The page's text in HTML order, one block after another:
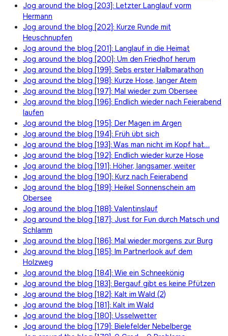
Jog around the blog [203]: Letzter Langlauf vorm
Hermann
Jog around the blog [202]: Kurze Runde mit
Heuschnupfen
Jog around the blog [201]: Langlauf in die Heimat
Jog around the blog [200]: Um den Friedhof herum
Jog around the blog [199]: Sebs erster Halbmarathon
Jog around the blog [198]: Kurze Hose, langer Atem
Jog around the blog [197]: Mal wieder zum Obersee
Jog around the blog [196]: Endlich wieder nach Feierabend
laufen
Jog around the blog [195]: Der Magen im Argen
Jog around the blog [194]: Früh übt sich
Jog around the blog [193]: Was man nicht im Kopf hat…
Jog around the blog [192]: Endlich wieder kurze Hose
Jog around the blog [191]: Höher, langsamer, weiter
Jog around the blog [190]: Kurz nach Feierabend
Jog around the blog [189]: Heikel Sonnenschein am
Obersee
Jog around the blog [188]: Valentinslauf
Jog around the blog [187]: Just for Fun durch Matsch und
Schlamm
Jog around the blog [186]: Mal wieder morgens zur Burg
Jog around the blog [185]: Im Partnerlook auf dem
Holzweg
Jog around the blog [184]: Wie ein Schneekönig
Jog around the blog [183]: Bergauf gibt es keine Pfützen
Jog around the blog [182]: Kalt im Wald (2)
Jog around the blog [181]: Kalt im Wald
Jog around the blog [180]: Usselwetter
Jog around the blog [179]: Bielefelder Nebelberge